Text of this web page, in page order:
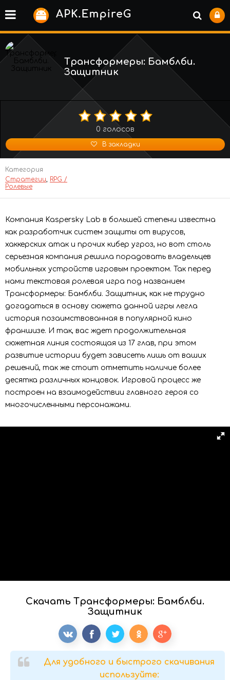
Трансформеры: Бамблби.
Защитник
0 голосов
В закладки
Категория
Стратегии, RPG /
Ролевые
Компания Kaspersky Lab в большей степени известна
как разработчик систем защиты от вирусов,
хаккерских атак и прочих кибер угроз, но вот столь
серьезная компания решила порадовать владельцев
мобильных устройств игровым проектом. Так перед
нами текстовая ролевая игра под названием
Трансформеры: Бамблби. Защитник, как не трудно
догадаться в основу сюжета данной игры легла
история позаимствованная в популярной кино
франшизе. И так, вас ждет продолжительная
сюжетная линия состоящая из 17 глав, при этом
развитие истории будет зависеть лишь от ваших
решений, так же стоит отметить наличие более
десятка различных концовок. Игровой процесс же
построен на взаимодействии главного героя со
многочисленными персонажами.
Скачать Трансформеры: Бамблби.
Защитник
Для удобного и быстрого скачивания
используйте: